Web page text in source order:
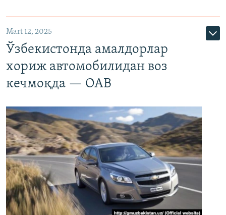
Mart 12, 2025
Ўзбекистонда амалдорлар
хориж автомобилидан воз
кечмоқда — ОАВ